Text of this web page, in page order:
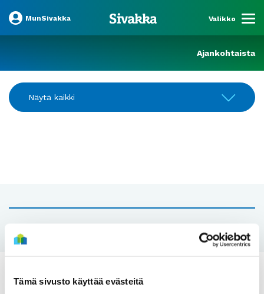
Tämä sivusto käyttää evästeitä
MunSivakka Valikko
Ajankohtaista
Näytä kaikki
Arkistot